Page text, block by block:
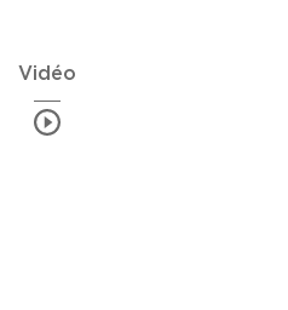
Vidéo